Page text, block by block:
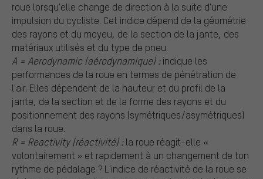
roue lorsqu'elle change de direction à la suite d'une
impulsion du cycliste. Cet indice dépend de la géométrie
des rayons et du moyeu, de la section de la jante, des
matériaux utilisés et du type de pneu.
A = Aerodynamic (aérodynamique) :indique les
performances de la roue en termes de pénétration de
l'air. Elles dépendent de la hauteur et du profil de la
jante, de la section et de la forme des rayons et du
positionnement des rayons (symétriques/asymétriques)
dans la roue.
R = Reactivity (réactivité) :la roue réagit-elle «
volontairement » et rapidement à un changement de ton
rythme de pédalage ? L'indice de réactivité de la roue se